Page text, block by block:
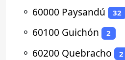
⚬ 60000 Paysandú 32
⚬ 60100 Guichón 2
⚬ 60200 Quebracho 2